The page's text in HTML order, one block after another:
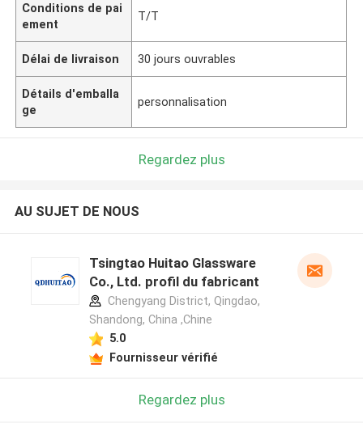
Conditions de pai
ement
T/T
Délai de livraison 30 jours ouvrables
Détails d'emballa
ge
personnalisation
Regardez plus
AU SUJET DE NOUS
Tsingtao Huitao Glassware
Co., Ltd. profil du fabricant
Chengyang District, Qingdao,
Shandong, China ,Chine
5.0
Fournisseur vérifié
Regardez plus